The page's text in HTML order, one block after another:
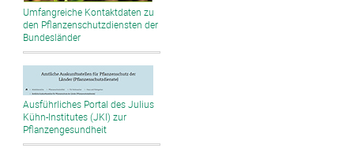
Umfangreiche Kontaktdaten zu
den Pflanzenschutzdiensten der
Bundesländer
Ausführliches Portal des Julius
Kühn-Institutes (JKI) zur
Pflanzengesundheit